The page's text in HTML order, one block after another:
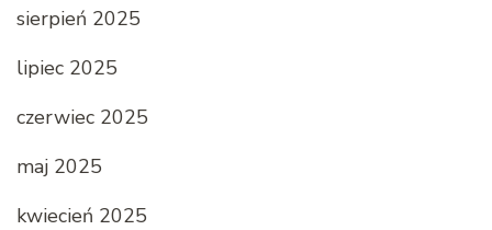
sierpień 2025
lipiec 2025
czerwiec 2025
maj 2025
kwiecień 2025